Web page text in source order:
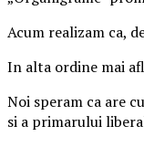
Acum realizam ca,
In alta ordine mai
Noi speram ca are
si a primarului